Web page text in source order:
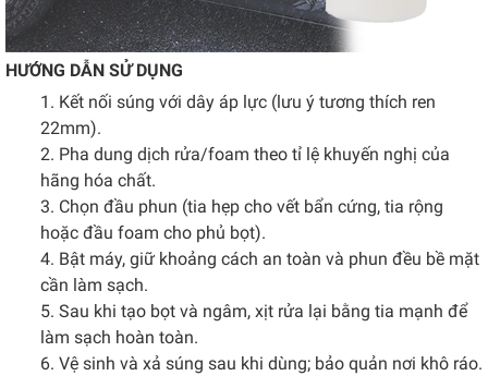
HƯỚNG DẪN SỬ DỤNG
Kết nối súng với dây áp lực (lưu ý tương thích ren
22mm).
Pha dung dịch rửa/foam theo tỉ lệ khuyến nghị của
hãng hóa chất.
Chọn đầu phun (tia hẹp cho vết bẩn cứng, tia rộng
hoặc đầu foam cho phủ bọt).
Bật máy, giữ khoảng cách an toàn và phun đều bề mặt
cần làm sạch.
Sau khi tạo bọt và ngâm, xịt rửa lại bằng tia mạnh để
làm sạch hoàn toàn.
Vệ sinh và xả súng sau khi dùng; bảo quản nơi khô ráo.